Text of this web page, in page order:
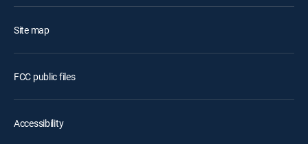
Site map
FCC public files
Accessibility